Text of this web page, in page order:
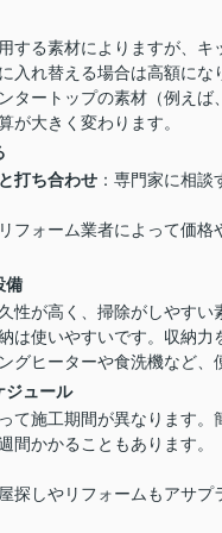
する素材によりますが、
入れ替える場合は高額にな
ンタートップの素材（例え
が大きく変わります。
打ち合わせ ：専門家に相
リフォーム業者によって価
備
性が高く、掃除がしやすい
は使いやすいです。収納
グヒーターや食洗機など
ジュール
て施工期間が異なります
間かかることもあります。
探しやリフォームもアサプ